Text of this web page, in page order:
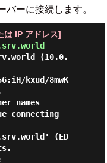
ーに接続します。
は IP アドレス]
(10.0.
kxud/8mwK
names
connecting
(ED